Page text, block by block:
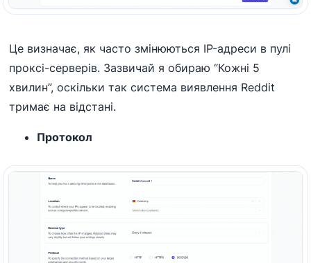
Це визначає, як часто змінюються IP-адреси в пулі
проксі-серверів. Зазвичай я обираю “Кожні 5
хвилин”, оскільки так система виявлення Reddit
тримає на відстані.
Протокол